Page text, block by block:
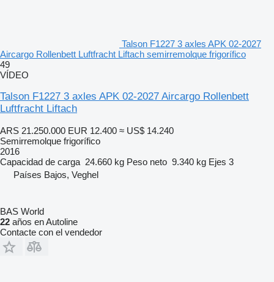
Talson F1227 3 axles APK 02-2027
Aircargo Rollenbett Luftfracht Liftach semirremolque frigorífico
49
VÍDEO
Talson F1227 3 axles APK 02-2027 Aircargo Rollenbett
Luftfracht Liftach
ARS 21.250.000 EUR 12.400 ≈ US$ 14.240
Semirremolque frigorífico
2016
Capacidad de carga 24.660 kg Peso neto 9.340 kg Ejes 3
Países Bajos, Veghel
BAS World
22 años en Autoline
Contacte con el vendedor